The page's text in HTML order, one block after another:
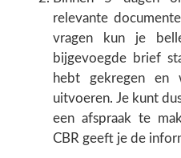
relevante
vragen kun je
bijgevoegde brief
hebt gekregen en
uitvoeren. Je kunt
een afspraak te
CBR geeft je de